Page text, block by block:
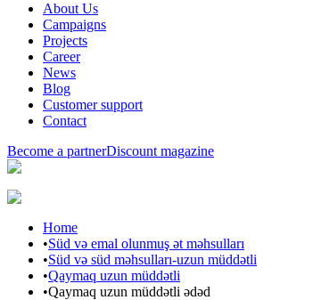
About Us
Campaigns
Projects
Career
News
Blog
Customer support
Contact
Become a partnerDiscount magazine
Home
•Süd və emal olunmuş ət məhsulları
•Süd və süd məhsulları-uzun müddətli
•Qaymaq uzun müddətli
•Qaymaq uzun müddətli ədəd